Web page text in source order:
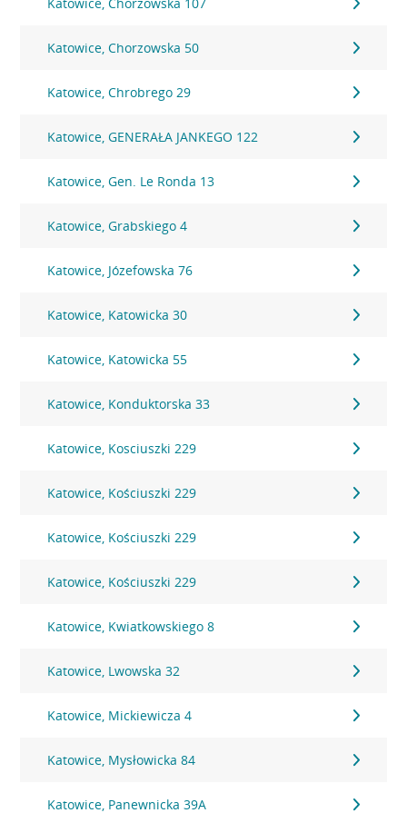
Katowice, Chorzowska 50
Katowice, Chrobrego 29
Katowice, GENERAŁA JANKEGO 122
Katowice, Gen. Le Ronda 13
Katowice, Grabskiego 4
Katowice, Józefowska 76
Katowice, Katowicka 30
Katowice, Katowicka 55
Katowice, Konduktorska 33
Katowice, Kosciuszki 229
Katowice, Kościuszki 229
Katowice, Kościuszki 229
Katowice, Kościuszki 229
Katowice, Kwiatkowskiego 8
Katowice, Lwowska 32
Katowice, Mickiewicza 4
Katowice, Mysłowicka 84
Katowice, Panewnicka 39A